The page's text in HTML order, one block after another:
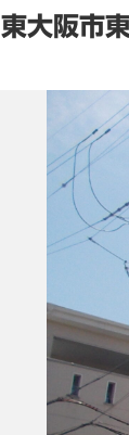
東大阪市